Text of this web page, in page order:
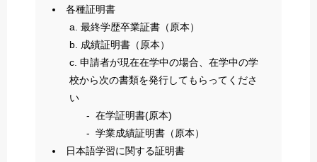
各種証明書
最終学歴卒業証書（原本）
成績証明書（原本）
申請者が現在在学中の場合、在学中の学
校から次の書類を発行してもらってくださ
い
在学証明書(原本)
学業成績証明書（原本）
日本語学習に関する証明書